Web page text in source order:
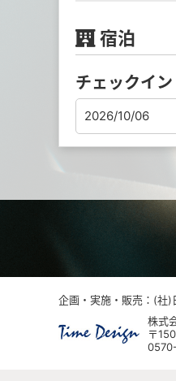
宿泊
チェックイン
企画・実施・販売：(社)
株式
〒